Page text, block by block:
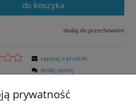
do koszyka
dodaj do przechowalni
zapytaj o produkt
dodaj opinię
prywatność